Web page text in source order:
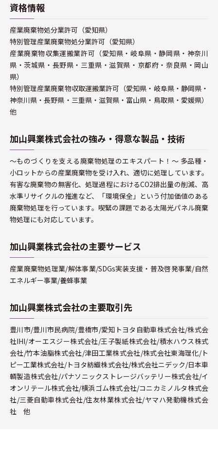
資格情報
産業廃棄物処分業許可（愛知県）
特別管理産業廃棄物処分業許可（愛知県）
産業廃棄物収集運搬業許可（愛知県・岐阜県・静岡県・神奈川
県・茨城県・長野県・三重県・滋賀県・京都府・奈良県・岡山
県）
特別管理産業廃棄物収取運搬業許可（愛知県・岐阜県・静岡県・
神奈川県・長野県・三重県・滋賀県・富山県・鳥取県・愛媛県）
他
加山興業株式会社の強み・得意な製品・技術
～ものづくりを支える廃棄物処理のエキスパート！～ 多品種・
小ロットからの産業廃棄物を受け入れ、適切に処理しています。
有害な廃棄物の無害化、処理過程におけるCO2排出量の削減、高
水準リサイクルの推進など、「環境保全」という付加価値のある
廃棄物処理を行っています。喫緊の課題である太陽光パネル廃棄
物処理にも対応しています。
加山興業株式会社の主要サービス
産業廃棄物処理業/解体事業/SDGs実装支援・普及啓発事業/自然
エネルギー事業/養蜂事業
加山興業株式会社の主要取引先
豊川市/豊川市民病院/豊橋市/愛知トヨタ自動車株式会社/株式会
社IHI/オーエスジー株式会社/王子製紙株式会社/積水ハウス株式
会社/竹本油脂株式会社/津田工業株式会社/株式会社東海理化/ト
ピー工業株式会社/トヨタ紡織株式会社/株式会社ニデック/日本車
輌製造株式会社/パナソニックストレージバッテリー株式会社/イ
オンリテール株式会社/横浜ゴム株式会社/コニカミノルタ株式会
社/三菱自動車株式会社/住友林業株式会社/ヤマハ発動機株式会
社 他